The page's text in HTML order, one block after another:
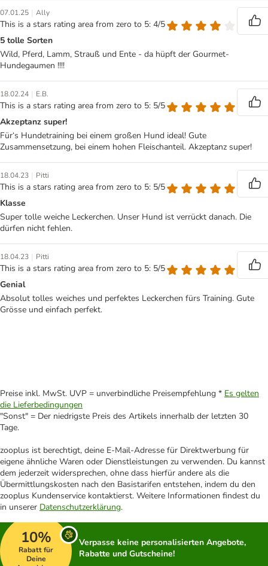
07.01.25 | Ally
This is a stars rating area from zero to 5: 4/5
5 tolle Sorten
Wild, Pferd, Lamm, Strauß und Ente - da hüpft der Gourmet-
Hundegaumen !!!!
18.02.24 | E.B.
This is a stars rating area from zero to 5: 5/5
Akzeptanz super!
Für‘s Hundetraining bei einem großen Hund ideal! Gute
Zusammensetzung, bei einem hohen Fleischanteil. Akzeptanz super!
18.04.23 | Pitti
This is a stars rating area from zero to 5: 5/5
Klasse
Super tolle weiche Leckerchen. Unser Hund ist verrückt danach. Die
dürfen nicht fehlen.
18.04.23 | Pitti
This is a stars rating area from zero to 5: 5/5
Genial
Absolut tolles weiches und perfektes Leckerchen fürs Training. Gute
Grösse und einfach perfekt.
Preise inkl. MwSt. UVP = unverbindliche Preisempfehlung * Es gelten
die Lieferbedingungen
"Sonst" = Der niedrigste Preis des Artikels innerhalb der letzten 30
Tage.
zooplus ist berechtigt, deine E-Mail-Adresse für Direktwerbung für
eigene ähnliche Waren oder Dienstleistungen zu verwenden. Du kannst
dem jederzeit widersprechen, ohne dass hierfür andere als die
Übermittlungskosten nach den Basistarifen entstehen, indem du den
zooplus Kundenservice kontaktierst. Weitere Informationen findest du
in unserer Datenschutzerklärung.
10%
Rabatt für
Deine
Verpasse keine personalisierten Angebote,
Rabatte und Gutscheine!